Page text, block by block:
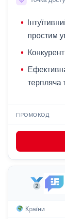
простим
терпляча
ПРОМОКОД
Країни